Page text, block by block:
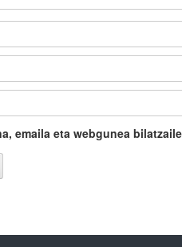
emaila eta webgunea